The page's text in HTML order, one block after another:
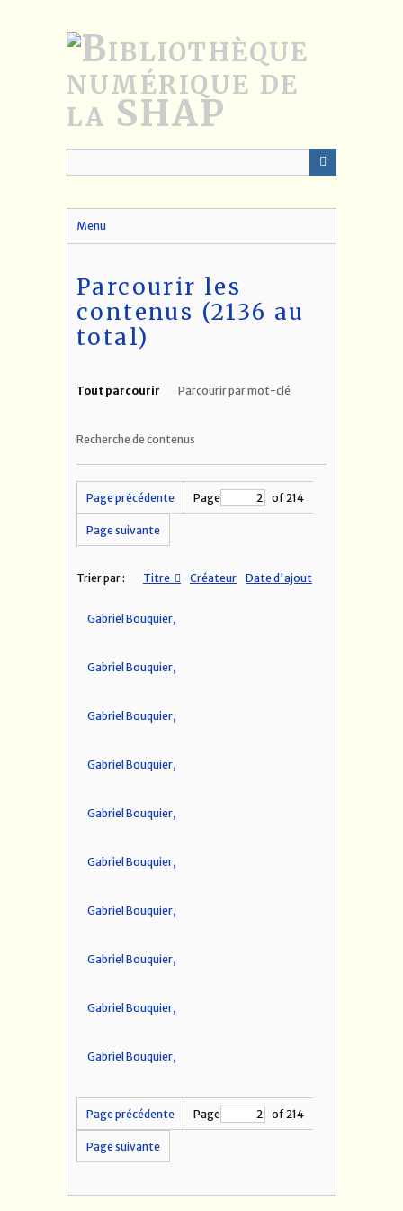
Menu
Parcourir les
contenus (2136 au
total)
Tout parcourir Parcourir par mot-clé
Recherche de contenus
Page précédente Page of 214
Page suivante
Trier par : Titre Créateur Date d'ajout
Gabriel Bouquier,
Gabriel Bouquier,
Gabriel Bouquier,
Gabriel Bouquier,
Gabriel Bouquier,
Gabriel Bouquier,
Gabriel Bouquier,
Gabriel Bouquier,
Gabriel Bouquier,
Gabriel Bouquier,
Page précédente Page of 214
Page suivante